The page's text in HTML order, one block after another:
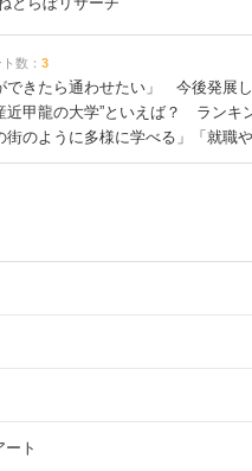
とらぼリサーチ
数： 3
できたら通わせたい」 今後発展
近甲龍の大学”といえば？ ランキ
街のように多様に学べる」「就職
とらぼリサーチ
ート